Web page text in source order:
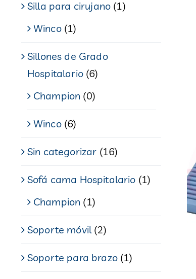
Silla para cirujano (1)
Winco (1)
Sillones de Grado
Hospitalario (6)
Champion (0)
Winco (6)
Sin categorizar (16)
Sofá cama Hospitalario (1)
Champion (1)
Soporte móvil (2)
Soporte para brazo (1)